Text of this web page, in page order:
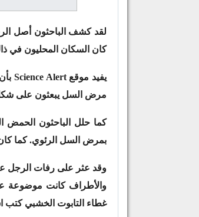
لقد كشف الباحثون أصل
كان السكان المحليون في
يفيد موقعScience Alert
مرض السل يبعثون على
كما حلل الباحثون الحمض
بمرض السل الرئوي. كما
والأطراف كانت موضوعة
غطاء التابوت الخشبي كتب